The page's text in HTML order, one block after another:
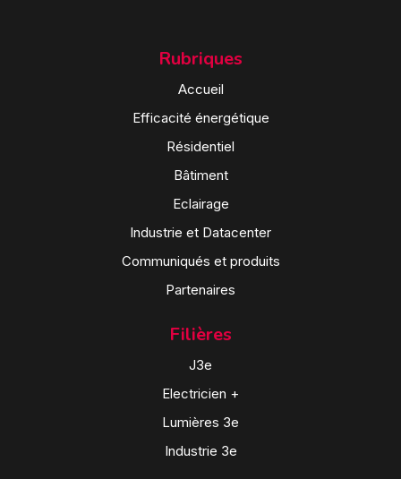
Rubriques
Accueil
Efficacité énergétique
Résidentiel
Bâtiment
Eclairage
Industrie et Datacenter
Communiqués et produits
Partenaires
Filières
J3e
Electricien +
Lumières 3e
Industrie 3e